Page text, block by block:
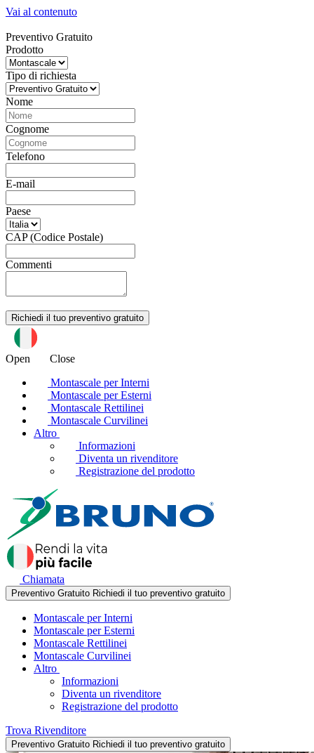
Vai al contenuto
Preventivo Gratuito
Prodotto
Tipo di richiesta
Nome
Cognome
Telefono
E‑mail
Paese
CAP (Codice Postale)
Commenti
Open
Close
Montascale per Interni
Montascale per Esterni
Montascale Rettilinei
Montascale Curvilinei
Altro
Informazioni
Diventa un rivenditore
Registrazione del prodotto
Chiamata
Preventivo Gratuito Richiedi il tuo preventivo gratuito
Montascale per Interni
Montascale per Esterni
Montascale Rettilinei
Montascale Curvilinei
Altro
Informazioni
Diventa un rivenditore
Registrazione del prodotto
Trova Rivenditore
Preventivo Gratuito Richiedi il tuo preventivo gratuito